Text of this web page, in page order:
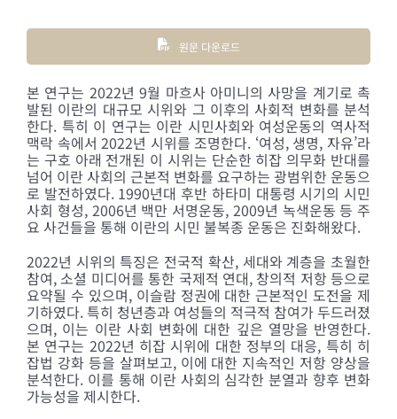
원문 다운로드
본 연구는 2022년 9월 마흐사 아미니의 사망을 계기로 촉
발된 이란의 대규모 시위와 그 이후의 사회적 변화를 분석
한다. 특히 이 연구는 이란 시민사회와 여성운동의 역사적
맥락 속에서 2022년 시위를 조명한다. ‘여성, 생명, 자유’라
는 구호 아래 전개된 이 시위는 단순한 히잡 의무화 반대를
넘어 이란 사회의 근본적 변화를 요구하는 광범위한 운동으
로 발전하였다. 1990년대 후반 하타미 대통령 시기의 시민
사회 형성, 2006년 백만 서명운동, 2009년 녹색운동 등 주
요 사건들을 통해 이란의 시민 불복종 운동은 진화해왔다.
2022년 시위의 특징은 전국적 확산, 세대와 계층을 초월한
참여, 소셜 미디어를 통한 국제적 연대, 창의적 저항 등으로
요약될 수 있으며, 이슬람 정권에 대한 근본적인 도전을 제
기하였다. 특히 청년층과 여성들의 적극적 참여가 두드러졌
으며, 이는 이란 사회 변화에 대한 깊은 열망을 반영한다.
본 연구는 2022년 히잡 시위에 대한 정부의 대응, 특히 히
잡법 강화 등을 살펴보고, 이에 대한 지속적인 저항 양상을
분석한다. 이를 통해 이란 사회의 심각한 분열과 향후 변화
가능성을 제시한다.